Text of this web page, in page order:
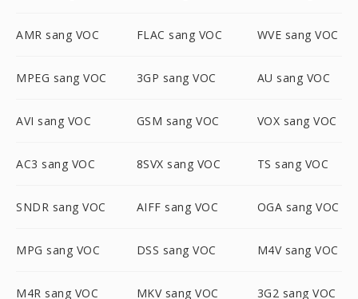
AMR sang VOC FLAC sang VOC WVE sang VOC
MPEG sang VOC 3GP sang VOC AU sang VOC
AVI sang VOC GSM sang VOC VOX sang VOC
AC3 sang VOC 8SVX sang VOC TS sang VOC
SNDR sang VOC AIFF sang VOC OGA sang VOC
MPG sang VOC DSS sang VOC M4V sang VOC
M4R sang VOC MKV sang VOC 3G2 sang VOC